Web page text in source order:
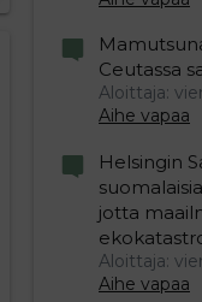
Ceutassa
Aloittaja:
Aihe vapaa
Helsingin
jotta
Aloittaja:
Aihe vapaa